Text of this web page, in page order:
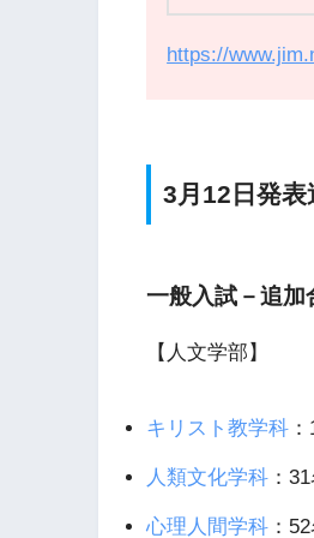
https://
3月12日発
一般入試－追加
【人文学部】
キリスト教学科
人類文化学科 ：
心理人間学科 ：